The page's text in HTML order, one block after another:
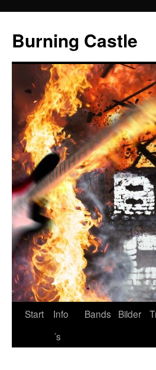
springen
Burning Castle
Start
Info
´s
Bands Bilder